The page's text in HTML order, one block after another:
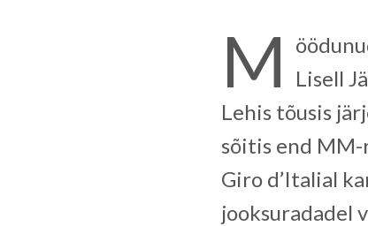
M
Lisell
Lehis tõusis
sõitis end
Giro d’Italial
jooksuradadel